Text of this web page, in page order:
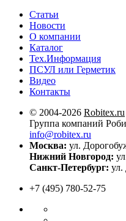
Статьи
Новости
О компании
Каталог
Тех.Информация
ПСУЛ или Герметик
Видео
Контакты
© 2004-2026 Robitex.ru
Группа компаний
info@robitex.ru
Москва: ул.
Нижний Новгород:
Санкт-Петербург: ул.
+7 (495) 780-52-75